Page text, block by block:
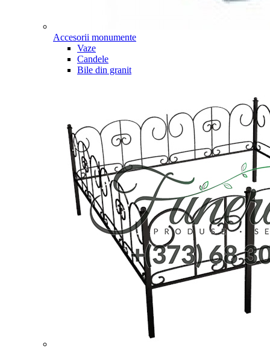
Accesorii monumente
Vaze
Candele
Bile din granit